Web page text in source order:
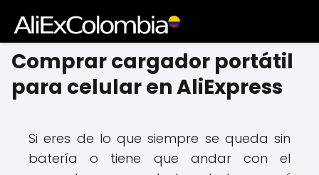
Comprar cargador portátil
para celular en AliExpress
Si eres de lo que siempre se queda sin
batería o tiene que andar con el